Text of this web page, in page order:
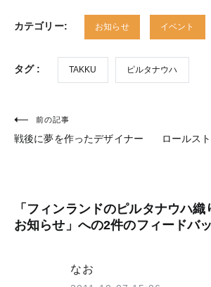
カテゴリー: お知らせ イベント
タグ : TAKKU ピルタナウハ
投
稿
ゲ
前の記事
戦後に夢を作ったデザイナー
ロールス
「 フィンランドのピルタナウハ織
お知らせ 」への2件のフィードバ
なお